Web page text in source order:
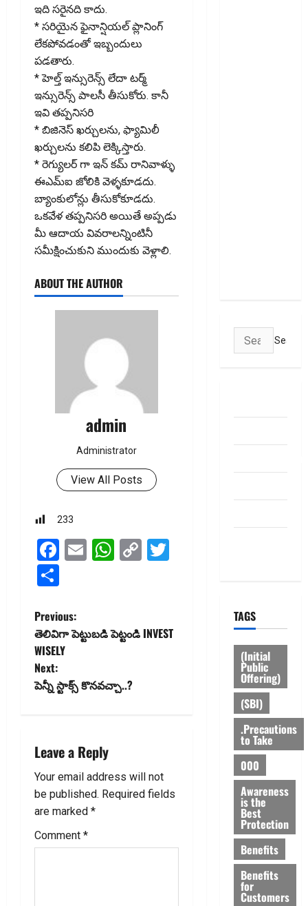
ఇది స‌రైన‌ది కాదు.
* సరియైన ఫైనాన్షియల్ ప్లానింగ్
లేకపోవడంతో ఇబ్బందులు
ప‌డ‌తారు.
* హెల్త్ ఇన్సురెన్స్ లేదా టర్మ్
ఇన్సురెన్స్ పాలసీ తీసుకోరు. కానీ
ఇవి త‌ప్ప‌నిస‌రి
* బిజినెస్ ఖర్చులను, ఫ్యామిలీ
ఖర్చులను కలిపి లెక్కిస్తారు.
* రెగ్యులర్ గా ఇన్ కమ్ రానివాళ్ళు
ఈఎమ్ఐ జోలికి వెళ్ళకూడదు.
బ్యాంకులోన్లు తీసుకోకూడ‌దు.
ఒక‌వేళ త‌ప్ప‌నిస‌రి అయితే అప్ప‌డు
మీ ఆదాయ వివ‌రాల‌న్నింటినీ
స‌మీక్షించుకుని ముందుకు వెళ్లాలి.
ABOUT THE AUTHOR
admin
Administrator
View All Posts
233
Facebook
EmailWhatsApp
Copy
P
o
s
a
v
i
g
Previous:
తెలివిగా పెట్టుబ‌డి పెట్టండి INVEST
WISELY
Next:
పెన్నీ స్టాక్స్ కొనవచ్చా..?
Leave a Reply
Your email address will not
be published. Required fields
are marked *
Comment *
Search
for:
TAGS
(Initial
Public
Offering)
(SBI)
.Precautions
to Take
000
Awareness
is the
Best
Protection
Benefits
Benefits
for
Customers